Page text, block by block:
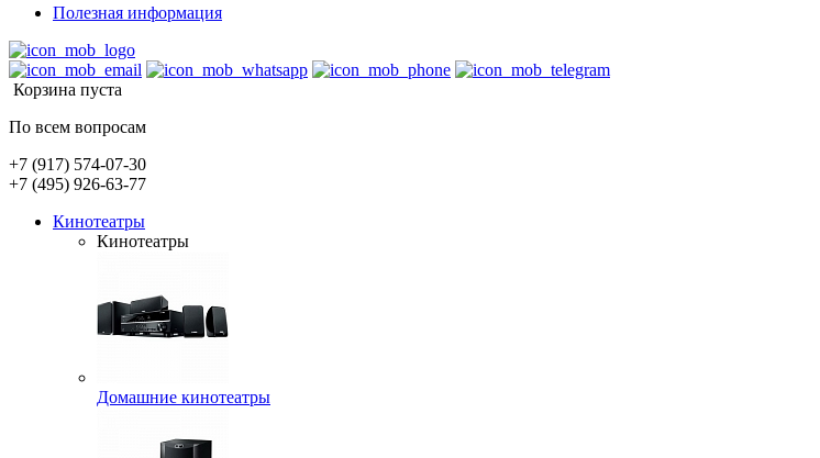
Полезная информация
Корзина пуста
По всем вопросам
+7 (917) 574-07-30
+7 (495) 926-63-77
Кинотеатры
Кинотеатры
Домашние кинотеатры